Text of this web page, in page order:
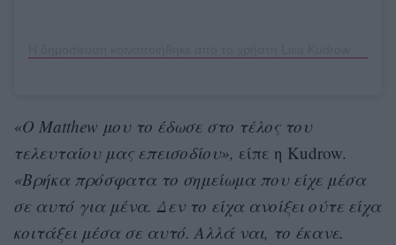
«Ο Matthew μου το έδωσε στο τέλος του
τελευταίου μας επεισοδίου», είπε η Kudrow.
«Βρήκα πρόσφατα το σημείωμα που είχε μέσα
σε αυτό για μένα. Δεν το είχα ανοίξει ούτε είχα
κοιτάξει μέσα σε αυτό. Αλλά ναι, το έκανε.